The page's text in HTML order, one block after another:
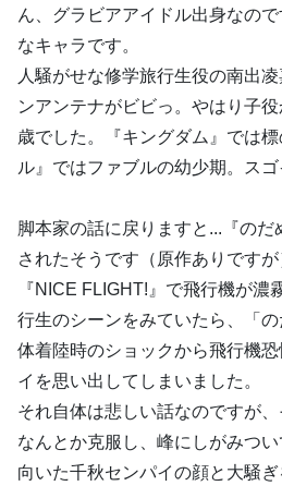
ん、グラビアアイドル出身なの
なキャラです。
人騒がせな修学旅行生役の南出
ンアンテナがビビっ。やはり子
歳でした。『キングダム』では
ル』ではファブルの幼少期。スゴ
脚本家の話に戻りますと...『の
されたそうです（原作ありですが
『NICE FLIGHT!』で飛行機が濃
行生のシーンをみていたら、「
体着陸時のショックから飛行機
イを思い出してしまいました。
それ自体は悲しい話なのですが
なんとか克服し、峰にしがみつ
向いた千秋センパイの顔と大騒